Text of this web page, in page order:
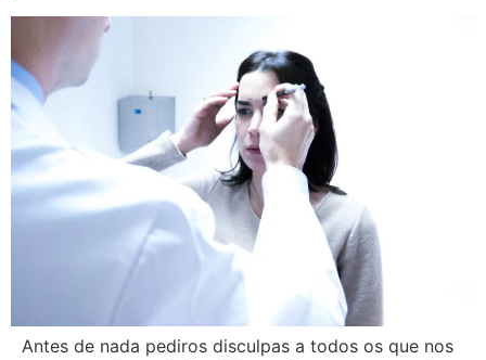
Antes de nada pediros disculpas a todos os que nos